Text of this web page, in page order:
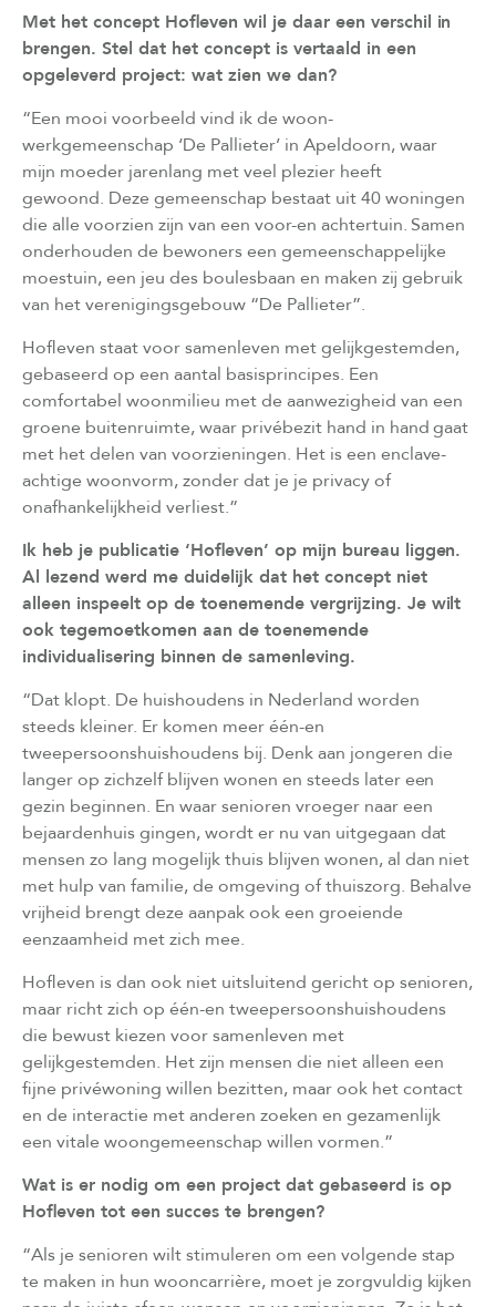
Met het concept Hofleven wil je daar een verschil in
brengen. Stel dat het concept is vertaald in een
opgeleverd project: wat zien we dan?
“Een mooi voorbeeld vind ik de woon-
werkgemeenschap ‘De Pallieter’ in Apeldoorn, waar
mijn moeder jarenlang met veel plezier heeft
gewoond. Deze gemeenschap bestaat uit 40 woningen
die alle voorzien zijn van een voor-en achtertuin. Samen
onderhouden de bewoners een gemeenschappelijke
moestuin, een jeu des boulesbaan en maken zij gebruik
van het verenigingsgebouw “De Pallieter”.
Hofleven staat voor samenleven met gelijkgestemden,
gebaseerd op een aantal basisprincipes. Een
comfortabel woonmilieu met de aanwezigheid van een
groene buitenruimte, waar privébezit hand in hand gaat
met het delen van voorzieningen. Het is een enclave-
achtige woonvorm, zonder dat je je privacy of
onafhankelijkheid verliest.”
Ik heb je publicatie ‘Hofleven’ op mijn bureau liggen.
Al lezend werd me duidelijk dat het concept niet
alleen inspeelt op de toenemende vergrijzing. Je wilt
ook tegemoetkomen aan de toenemende
individualisering binnen de samenleving.
“Dat klopt. De huishoudens in Nederland worden
steeds kleiner. Er komen meer één-en
tweepersoonshuishoudens bij. Denk aan jongeren die
langer op zichzelf blijven wonen en steeds later een
gezin beginnen. En waar senioren vroeger naar een
bejaardenhuis gingen, wordt er nu van uitgegaan dat
mensen zo lang mogelijk thuis blijven wonen, al dan niet
met hulp van familie, de omgeving of thuiszorg. Behalve
vrijheid brengt deze aanpak ook een groeiende
eenzaamheid met zich mee.
Hofleven is dan ook niet uitsluitend gericht op senioren,
maar richt zich op één-en tweepersoonshuishoudens
die bewust kiezen voor samenleven met
gelijkgestemden. Het zijn mensen die niet alleen een
fijne privéwoning willen bezitten, maar ook het contact
en de interactie met anderen zoeken en gezamenlijk
een vitale woongemeenschap willen vormen.”
Wat is er nodig om een project dat gebaseerd is op
Hofleven tot een succes te brengen?
“Als je senioren wilt stimuleren om een volgende stap
te maken in hun wooncarrière, moet je zorgvuldig kijken